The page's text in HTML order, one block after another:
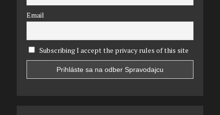
Email
Subscribing I accept the privacy rules of this site